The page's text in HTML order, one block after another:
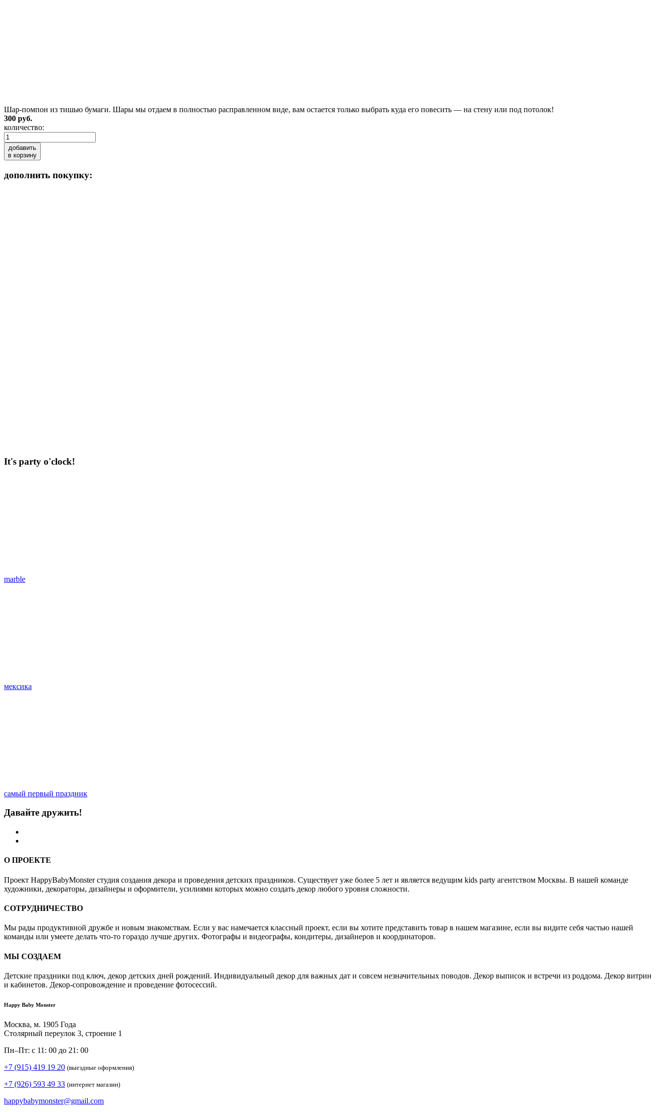
Шар-помпон из тишью бумаги. Шары мы отдаем в полностью расправленном виде, вам остается только выбрать куда его повесить — на стену или под потолок!
300 руб.
количество:
добавить
в корзину
дополнить покупку:
It's party o'clock!
marble
мексика
самый первый праздник
Давайте дружить!
О ПРОЕКТЕ
Проект HappyBabyMonster студия создания декора и проведения детских праздников. Существует уже более 5 лет и является ведущим kids party агентством Москвы. В нашей команде
художники, декораторы, дизайнеры и оформители, усилиями которых можно создать декор любого уровня сложности.
СОТРУДНИЧЕСТВО
Мы рады продуктивной дружбе и новым знакомствам. Если у вас намечается классный проект, если вы хотите представить товар в нашем магазине, если вы видите себя частью нашей
команды или умеете делать что-то гораздо лучше других. Фотографы и видеографы, кондитеры, дизайнеров и координаторов.
МЫ СОЗДАЕМ
Детские праздники под ключ, декор детских дней рождений. Индивидуальный декор для важных дат и совсем незначительных поводов. Декор выписок и встречи из роддома. Декор витрин
и кабинетов. Декор-сопровождение и проведение фотосессий.
Happy Baby Monster
Москва, м. 1905 Года
Столярный переулок 3, строение 1
Пн–Пт: с 11: 00 до 21: 00
+7 (915) 419 19 20 (выездные оформления)
+7 (926) 593 49 33 (интернет магазин)
happybabymonster@gmail.com